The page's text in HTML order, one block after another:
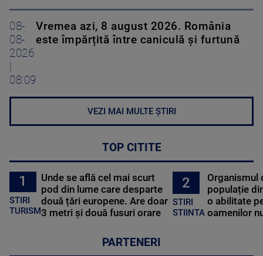
08-
08-
2026
08:09
Vremea azi, 8 august 2026. România
este împărțită între caniculă și furtună
VEZI MAI MULTE ȘTIRI
TOP CITITE
1
STIRI
TURISM
Unde se află cel mai scurt
pod din lume care desparte
două țări europene. Are doar
3 metri și două fusuri orare
2
STIRI
STIINTA
Organismul
populație
o abilitate
oamenilor
PARTENERI